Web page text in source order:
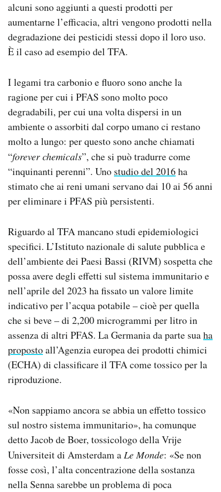
alcuni sono aggiunti a questi prodotti per
aumentarne l’efficacia, altri vengono prodotti nella
degradazione dei pesticidi stessi dopo il loro uso.
È il caso ad esempio del TFA.
I legami tra carbonio e fluoro sono anche la
ragione per cui i PFAS sono molto poco
degradabili, per cui una volta dispersi in un
ambiente o assorbiti dal corpo umano ci restano
molto a lungo: per questo sono anche chiamati
“forever chemicals”, che si può tradurre come
“inquinanti perenni”. Uno studio del 2016ha
stimato che ai reni umani servano dai 10 ai 56 anni
per eliminare i PFAS più persistenti.
Riguardo al TFA mancano studi epidemiologici
specifici. L’Istituto nazionale di salute pubblica e
dell’ambiente dei Paesi Bassi (RIVM) sospetta che
possa avere degli effetti sul sistema immunitario e
nell’aprile del 2023 ha fissato un valore limite
indicativo per l’acqua potabile – cioè per quella
che si beve – di 2,200 microgrammi per litro in
assenza di altri PFAS. La Germania da parte suaha
propostoall’Agenzia europea dei prodotti chimici
(ECHA) di classificare il TFA come tossico per la
riproduzione.
«Non sappiamo ancora se abbia un effetto tossico
sul nostro sistema immunitario», ha comunque
detto Jacob de Boer, tossicologo della Vrije
Universiteit di Amsterdam aLe Monde: «Se non
fosse così, l’alta concentrazione della sostanza
nella Senna sarebbe un problema di poca